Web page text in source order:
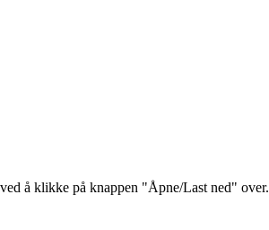
å klikke på knappen "Åpne/Last ned" over.